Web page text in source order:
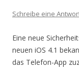
Schreibe eine
Eine neue
neuen iOS 4.1
das Telefon-App